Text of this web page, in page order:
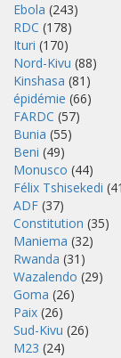
Ebola (243)
RDC (178)
Ituri (170)
Nord-Kivu (88)
Kinshasa (81)
épidémie (66)
FARDC (57)
Bunia (55)
Beni (49)
Monusco (44)
Félix Tshisekedi
ADF (37)
Constitution (35)
Maniema (32)
Rwanda (31)
Wazalendo (29)
Goma (26)
Paix (26)
Sud-Kivu (26)
M23 (24)